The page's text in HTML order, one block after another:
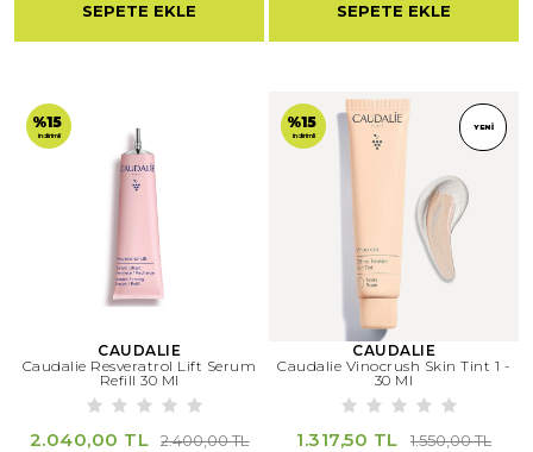
SEPETE EKLE SEPETE EKLE
%15
indirimli
CAUDALIE
Caudalie Resveratrol Lift Serum
Refill 30 Ml
2.040,00 TL 2.400,00 TL
%15
indirimli
YENI
CAUDALIE
Caudalie Vinocrush Skin Tint 1 -
30 Ml
1.317,50 TL 1.550,00 TL